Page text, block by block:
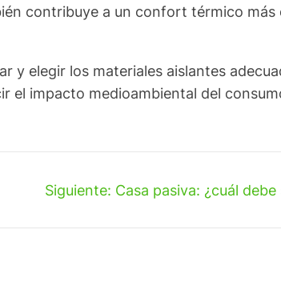
contribuye a un confort térmico
y elegir los materiales aislantes
impacto medioambiental del
Siguiente: Casa pasiva: ¿cuál